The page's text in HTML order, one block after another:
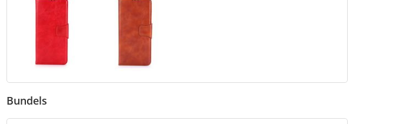
Bundels